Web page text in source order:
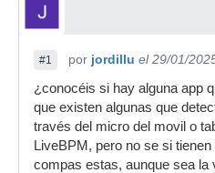
#1 por jordillu el 29/01/
¿conocéis si hay alguna app
que existen algunas que
través del micro del movil o
LiveBPM, pero no se si
compas estas, aunque sea la